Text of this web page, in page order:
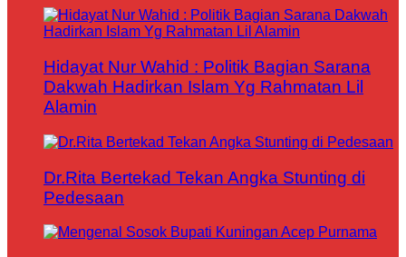
Hidayat Nur Wahid : Politik Bagian Sarana
Dakwah Hadirkan Islam Yg Rahmatan Lil
Alamin
Dr.Rita Bertekad Tekan Angka Stunting di
Pedesaan